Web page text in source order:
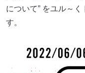
について” をユル～
す。